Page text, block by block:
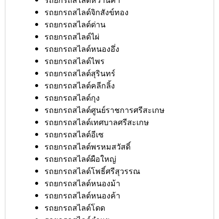
รถยกรถสไลด์จิกสังข์ทอง
รถยกรถสไลด์ด่าน
รถยกรถสไลด์ไผ่
รถยกรถสไลด์หนองอึ่ง
รถยกรถสไลด์ไพร
รถยกรถสไลด์สุรินทร์
รถยกรถสไลด์คลีกลิ้ง
รถยกรถสไลด์กุง
รถยกรถสไลด์ศูนย์ราชการศรีสะเกษ
รถยกรถสไลด์เทศบาลศรีสะเกษ
รถยกรถสไลด์อีเซ
รถยกรถสไลด์พรหมสวัสดิ์
รถยกรถสไลด์ผือใหญ่
รถยกรถสไลด์โพธิ์ศรีสุวรรณ
รถยกรถสไลด์หนองม้า
รถยกรถสไลด์หนองค้า
รถยกรถสไลด์โดด